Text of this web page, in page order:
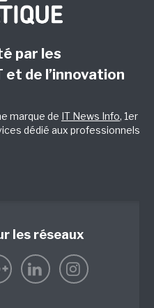
par les
et de l’innovation
marque de IT News Info, 1er
dédié aux professionnels
les réseaux